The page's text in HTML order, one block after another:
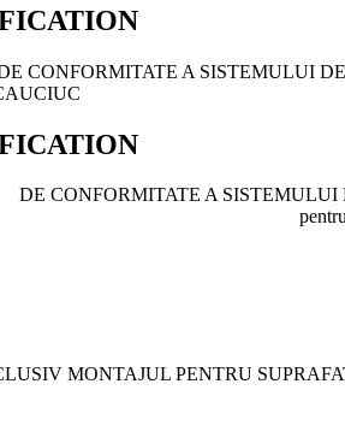
CONFORMITATE A SISTEMULUI
DE CONFORMITATE A
MONTAJUL PENTRU